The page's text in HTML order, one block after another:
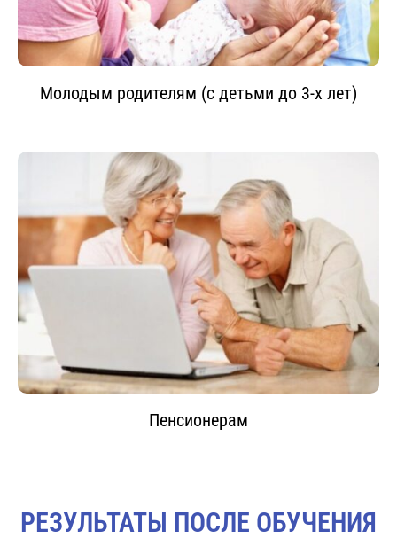
Молодым родителям (с детьми до 3-х лет)
Пенсионерам
РЕЗУЛЬТАТЫ ПОСЛЕ ОБУЧЕНИЯ